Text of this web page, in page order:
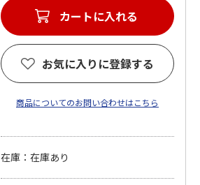
カートに入れる
お気に入りに登録する
商品についてのお問い合わせはこちら
在庫：在庫あり